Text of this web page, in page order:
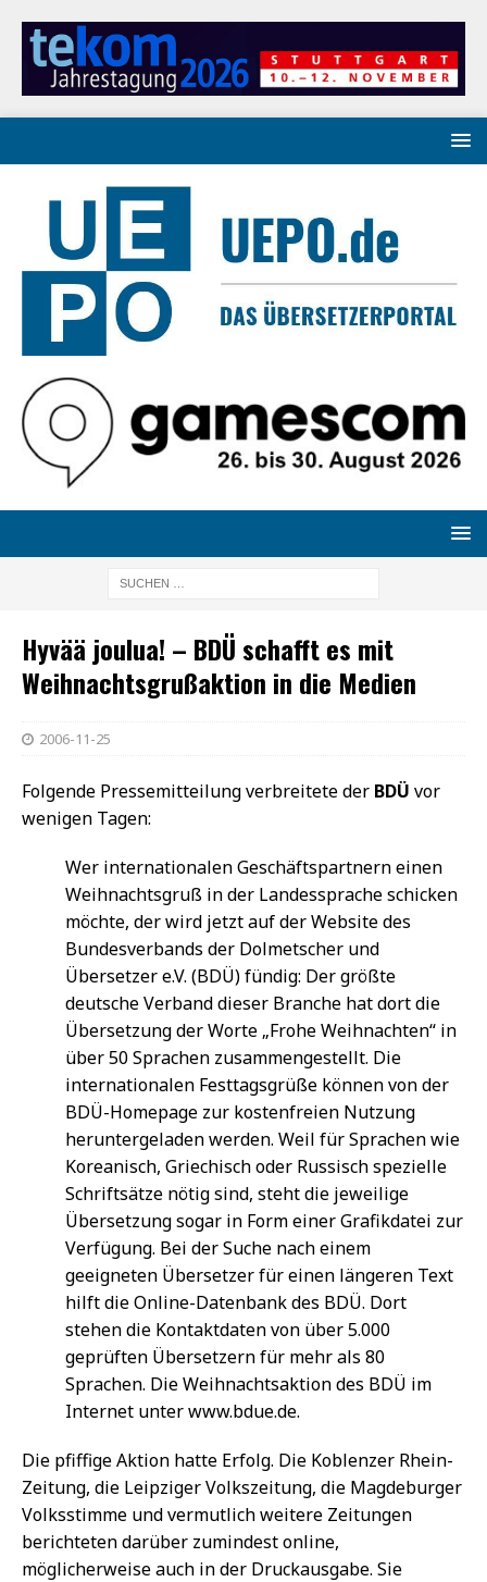
Hyvää joulua! – BDÜ schafft es mit
Weihnachtsgrußaktion in die Medien
2006-11-25
Folgende Pressemitteilung verbreitete der BDÜ vor
wenigen Tagen:
Wer internationalen Geschäftspartnern einen
Weihnachtsgruß in der Landessprache schicken
möchte, der wird jetzt auf der Website des
Bundesverbands der Dolmetscher und
Übersetzer e.V. (BDÜ) fündig: Der größte
deutsche Verband dieser Branche hat dort die
Übersetzung der Worte „Frohe Weihnachten“ in
über 50 Sprachen zusammengestellt. Die
internationalen Festtagsgrüße können von der
BDÜ-Homepage zur kostenfreien Nutzung
heruntergeladen werden. Weil für Sprachen wie
Koreanisch, Griechisch oder Russisch spezielle
Schriftsätze nötig sind, steht die jeweilige
Übersetzung sogar in Form einer Grafikdatei zur
Verfügung. Bei der Suche nach einem
geeigneten Übersetzer für einen längeren Text
hilft die Online-Datenbank des BDÜ. Dort
stehen die Kontaktdaten von über 5.000
geprüften Übersetzern für mehr als 80
Sprachen. Die Weihnachtsaktion des BDÜ im
Internet unter www.bdue.de.
Die pfiffige Aktion hatte Erfolg. Die Koblenzer Rhein-
Zeitung, die Leipziger Volkszeitung, die Magdeburger
Volksstimme und vermutlich weitere Zeitungen
berichteten darüber zumindest online,
möglicherweise auch in der Druckausgabe. Sie